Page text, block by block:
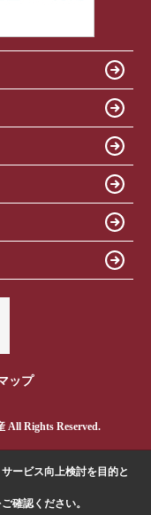
ップ
All Rights Reserved.
ービス向上検討を目的と
ご確認ください。